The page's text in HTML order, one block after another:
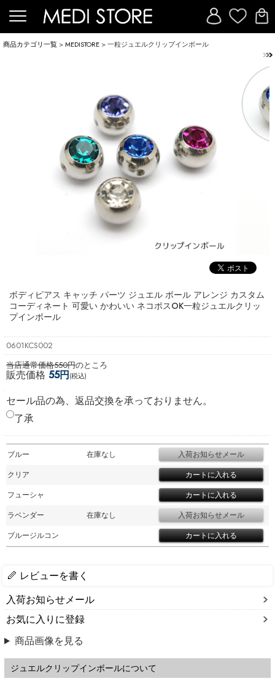
商品カテゴリ一覧 >MEDISTORE > 一粒ジュエルクリップインボール
ボディピアス キャッチ パーツ ジュエル ボール アレンジ カスタム
コーディネート 可愛い かわいい ネコポスOK一粒ジュエルクリッ
プインボール
0601KCS002
当店通常価格550円のところ
販売価格 55円(税込)
セール品の為、返品交換を承っておりません。
了承
ブルー
在庫なし
クリア
フューシャ
ラベンダー
在庫なし
ブルージルコン
レビューを書く
入荷お知らせメール
お気に入りに登録
商品画像を見る
ジュエルクリップインボールについて